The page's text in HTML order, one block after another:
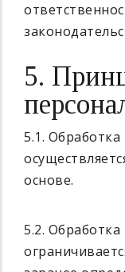
5.
5.1.
основе.
5.2.